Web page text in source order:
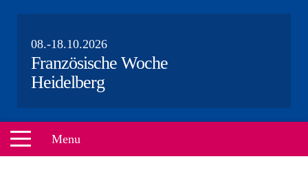
08.-18.10.2026
Französische Woche
Heidelberg
Menu